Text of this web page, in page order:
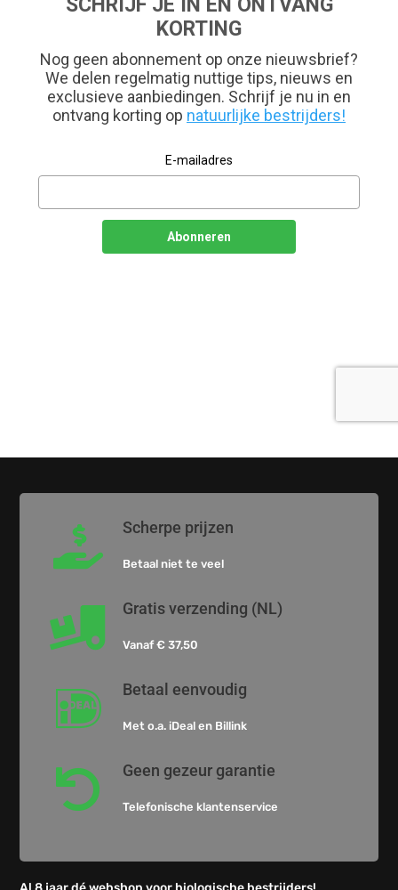
 Scherpe prijzen
Betaal niet te veel
 Gratis verzending (NL)
Vanaf € 37,50
 Betaal eenvoudig
Met o.a. iDeal en Billink
 Geen gezeur garantie
Telefonische klantenservice